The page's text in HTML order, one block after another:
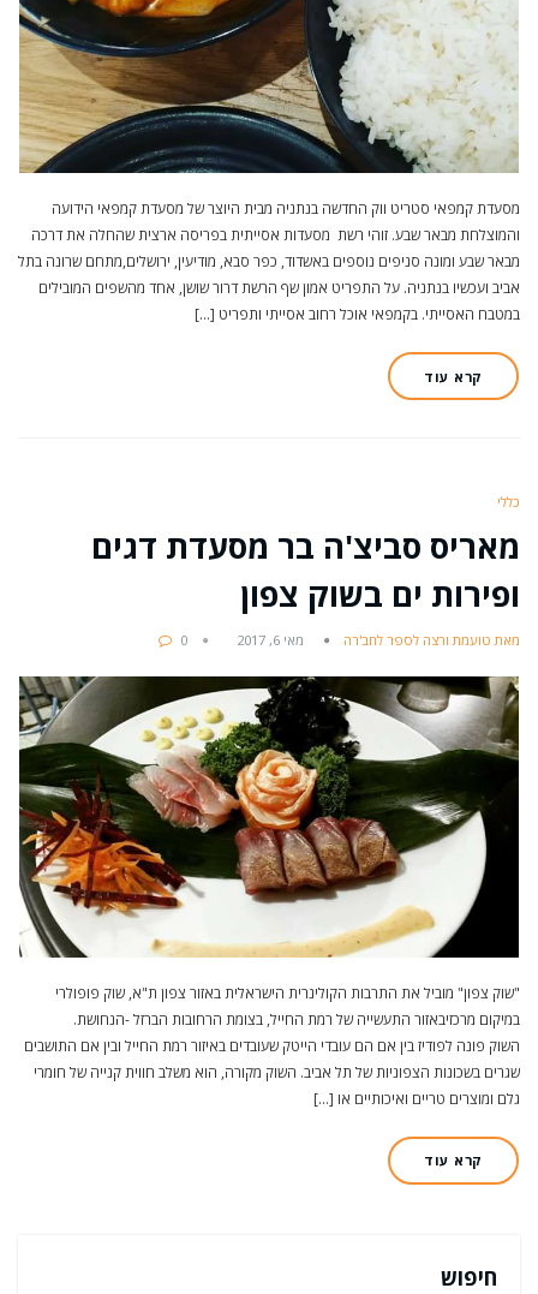
מסעדת קמפאי סטריט ווק החדשה בנתניה מבית היוצר של מסעדת קמפאי הידועה
והמוצלחת מבאר שבע. זוהי רשת מסעדות אסייתית בפריסה ארצית שהחלה את דרכה
מבאר שבע ומונה סניפים נוספים באשדוד, כפר סבא, מודיעין, ירושלים,מתחם שרונה בתל
אביב ועכשיו בנתניה. על התפריט אמון שף הרשת דרור שושן, אחד מהשפים המובילים
במטבח האסייתי. בקמפאי אוכל רחוב אסייתי ותפריט […]
קרא עוד
כללי
מאריס סביצ'ה בר מסעדת דגים
ופירות ים בשוק צפון
מאת טועמת ורצה לספר לחב'רה מאי 6, 2017 0
"שוק צפון" מוביל את התרבות הקולינרית הישראלית באזור צפון ת"א, שוק פופולרי
במיקום מרכזיבאזור התעשייה של רמת החייל, בצומת הרחובות הברזל -הנחושת.
השוק פונה לפודיז בין אם הם עובדי הייטק שעובדים באיזור רמת החייל ובין אם התושבים
שגרים בשכונות הצפוניות של תל אביב. השוק מקורה, הוא משלב חווית קנייה של חומרי
גלם ומוצרים טריים ואיכותיים או […]
קרא עוד
חיפוש